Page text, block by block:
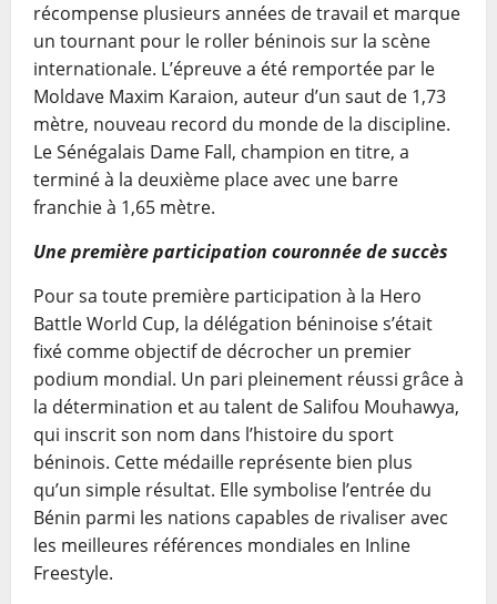
récompense plusieurs années de travail et marque
un tournant pour le roller béninois sur la scène
internationale. L’épreuve a été remportée par le
Moldave Maxim Karaion, auteur d’un saut de 1,73
mètre, nouveau record du monde de la discipline.
Le Sénégalais Dame Fall, champion en titre, a
terminé à la deuxième place avec une barre
franchie à 1,65 mètre.
Une première participation couronnée de succès
Pour sa toute première participation à la Hero
Battle World Cup, la délégation béninoise s’était
fixé comme objectif de décrocher un premier
podium mondial. Un pari pleinement réussi grâce à
la détermination et au talent de Salifou Mouhawya,
qui inscrit son nom dans l’histoire du sport
béninois. Cette médaille représente bien plus
qu’un simple résultat. Elle symbolise l’entrée du
Bénin parmi les nations capables de rivaliser avec
les meilleures références mondiales en Inline
Freestyle.